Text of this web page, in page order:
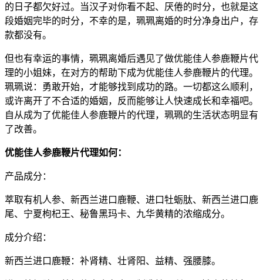
的日子都欠好过。当汉子对你看不起、厌倦的时分，也就是这
段婚姻完毕的时分，不幸的是，珮珮离婚的时分净身出户，存
款都没有。
但也有幸运的事情，珮珮离婚后遇见了做优能佳人参鹿鞭片代
理的小姐妹，在对方的帮助下成为优能佳人参鹿鞭片的代理。
珮珮说：勇敢开始，才能够找到成功的路。一切都这么顺利，
或许离开了不合适的婚姻，反而能够让人快速成长和幸福吧。
自从成为了优能佳人参鹿鞭片的代理，珮珮的生活状态明显有
了改善。
优能佳人参鹿鞭片代理如何：
产品成分：
萃取有机人参、新西兰进口鹿鞭、进口牡蛎肽、新西兰进口鹿
尾、宁夏枸杞王、秘鲁黑玛卡、九华黄精的浓缩成分。
成分介绍：
新西兰进口鹿鞭：补肾精、壮肾阳、益精、强腰膝。